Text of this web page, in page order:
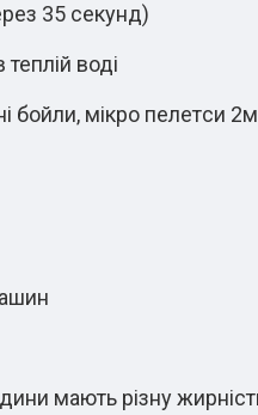
35 секунд)
воді
бойли, мікро пелетcи
мають різну